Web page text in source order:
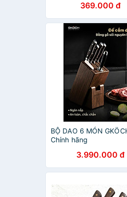
369.000 đ
BỘ DAO 6 MÓN
Chính hãng
3.990.000 đ